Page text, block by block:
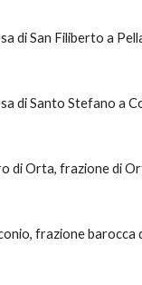
di San Filiberto a
di Santo Stefano a
di Orta, frazione di
frazione barocca